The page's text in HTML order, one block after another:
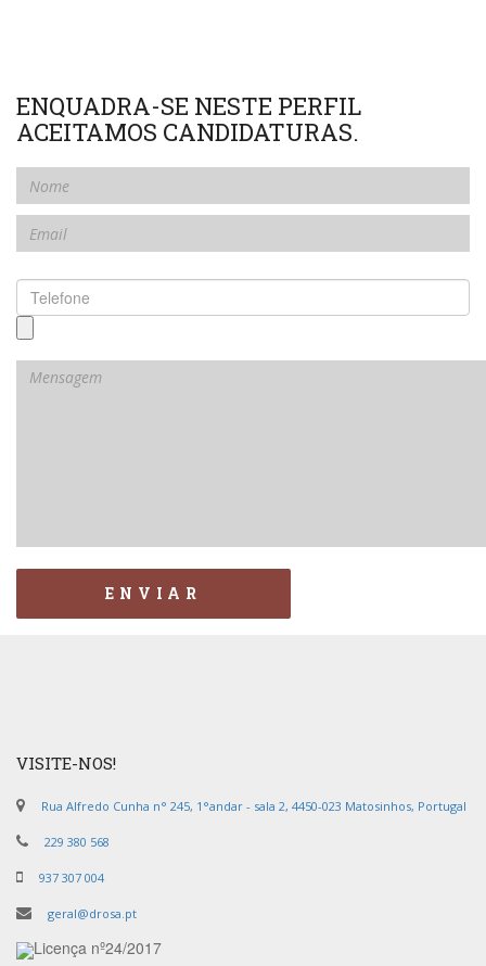
ENQUADRA-SE NESTE PERFIL
ACEITAMOS CANDIDATURAS.
ENVIAR
VISITE-NOS!
Rua Alfredo Cunha n° 245, 1°andar - sala 2, 4450-023 Matosinhos, Portugal
229 380 568
937 307 004
geral@drosa.pt
Licença nº24/2017